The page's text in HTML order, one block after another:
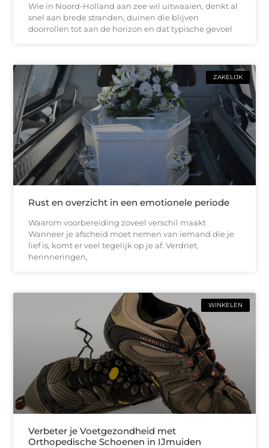
Wie in Noord-Holland aan zee wil uitwaaien, denkt al
snel aan brede stranden, duinen die blijven
doorrollen tot aan de horizon en dat typische gevoel
ZAKELIJK
Rust en overzicht in een emotionele periode
Waarom voorbereiding zoveel verschil maakt
Wanneer je afscheid moet nemen van iemand die je
lief is, komt er veel tegelijk op je af. Verdriet,
herinneringen,
WINKELEN
Verbeter je Voetgezondheid met
Orthopedische Schoenen in IJmuiden